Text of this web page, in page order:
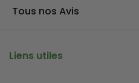
Liens utiles
Tous nos Avis